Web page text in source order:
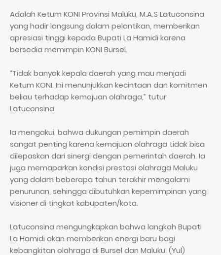
Adalah Ketum KONI Provinsi Maluku, M.A.S Latuconsina
yang hadir langsung dalam pelantikan, memberikan
apresiasi tinggi kepada Bupati La Hamidi karena
bersedia memimpin KONI Bursel.
“Tidak banyak kepala daerah yang mau menjadi
Ketum KONI. Ini menunjukkan kecintaan dan komitmen
beliau terhadap kemajuan olahraga,” tutur
Latuconsina.
Ia mengakui, bahwa dukungan pemimpin daerah
sangat penting karena kemajuan olahraga tidak bisa
dilepaskan dari sinergi dengan pemerintah daerah. Ia
juga memaparkan kondisi prestasi olahraga Maluku
yang dalam beberapa tahun terakhir mengalami
penurunan, sehingga dibutuhkan kepemimpinan yang
visioner di tingkat kabupaten/kota.
Latuconsina mengungkapkan bahwa langkah Bupati
La Hamidi akan memberikan energi baru bagi
kebangkitan olahraga di Bursel dan Maluku. (Yul)